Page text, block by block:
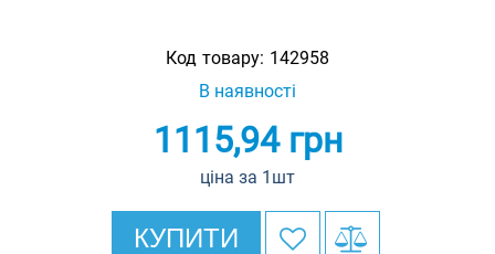
Код товару: 142958
В наявності
1115,94грн
ціна за 1шт
КУПИТИ